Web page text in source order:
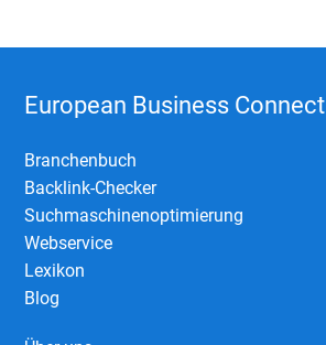
European Business Connect
Branchenbuch
Backlink-Checker
Suchmaschinenoptimierung
Webservice
Lexikon
Blog